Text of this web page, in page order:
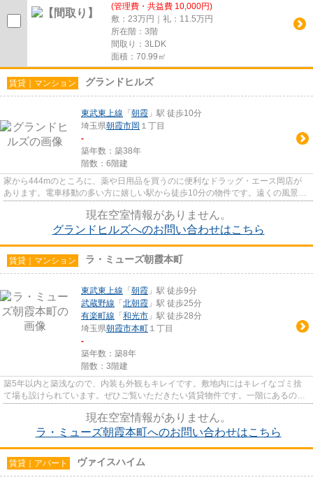
(管理費・共益費 10,000円)
敷：23万円｜礼：11.5万円
所在階：3階
間取り：3LDK
面積：70.99㎡
賃貸｜マンション グランドヒルズ
東武東上線 「 朝霞 」駅 徒歩10分
埼玉県朝霞市岡 １丁目
-
築年数：築38年
階数：6階建
家から444mのところに、薬や日用品を買うのに便利なドラッグ・エース岡店が
あります。電車移動の多い方に嬉しい駅から徒歩10分の物件です。遠くの風景を
現在空室情報がありません。
グランドヒルズへのお問い合わせはこちら
賃貸｜マンション ラ・ミューズ朝霞本町
東武東上線 「 朝霞 」駅 徒歩9分
武蔵野線 「 北朝霞 」駅 徒歩25分
有楽町線 「 和光市 」駅 徒歩28分
埼玉県朝霞市本町 １丁目
-
築年数：築8年
階数：3階建
築5年以内と築浅なので、内装も外観もキレイです。敷地内にはキレイなゴミ捨
て場も設けられています。ぜひご覧いただきたい賃貸物件です。一階にあるので
現在空室情報がありません。
ラ・ミューズ朝霞本町へのお問い合わせはこちら
賃貸｜アパート ヴァイスハイム